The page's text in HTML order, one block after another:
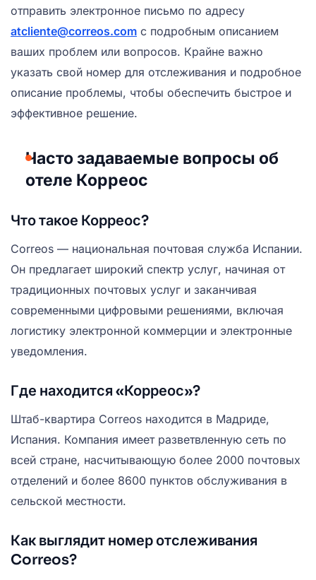
отправить электронное письмо по адресу
atcliente@correos.com с подробным описанием
ваших проблем или вопросов. Крайне важно
указать свой номер для отслеживания и подробное
описание проблемы, чтобы обеспечить быстрое и
эффективное решение.
Часто задаваемые вопросы об
отеле Корреос
Что такое Корреос?
Correos — национальная почтовая служба Испании.
Он предлагает широкий спектр услуг, начиная от
традиционных почтовых услуг и заканчивая
современными цифровыми решениями, включая
логистику электронной коммерции и электронные
уведомления.
Где находится «Корреос»?
Штаб-квартира Correos находится в Мадриде,
Испания. Компания имеет разветвленную сеть по
всей стране, насчитывающую более 2000 почтовых
отделений и более 8600 пунктов обслуживания в
сельской местности.
Как выглядит номер отслеживания
Correos?